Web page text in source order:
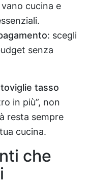
cucina e
: scegli
senza
tasso
in più”, non
resta sempre
cucina.
che